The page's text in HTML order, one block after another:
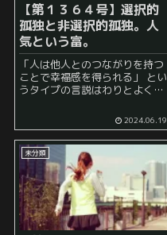
【第１３６４号】選択的
孤独と非選択的孤独。人
気という富。
「人は他人とのつながりを持つ
ことで幸福感を得られる」 とい
うタイプの言説はわりとよく見
間関係を広げすぎない方が良
い」 といったタイプの言説もよ
く見かけるようになって久しい
2024.06.19
未分類